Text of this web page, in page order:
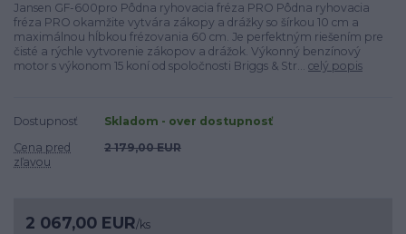
Jansen GF-600pro Pôdna ryhovacia fréza PRO Pôdna ryhovacia
fréza PRO okamžite vytvára zákopy a drážky so šírkou 10 cm a
maximálnou hĺbkou frézovania 60 cm. Je perfektným riešením pre
čisté a rýchle vytvorenie zákopov a drážok. Výkonný benzínový
motor s výkonom 15 koní od spoločnosti Briggs & Str... celý popis
Dostupnosť
Skladom - over dostupnosť
Cena pred
zľavou
2 179,00 EUR
2 067,00 EUR/ks